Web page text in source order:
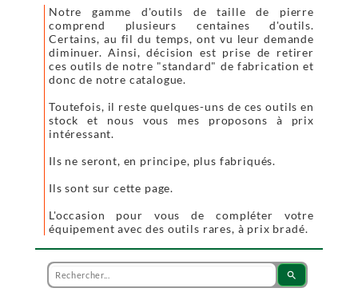
Notre gamme d'outils de taille de pierre
comprend plusieurs centaines d'outils.
Certains, au fil du temps, ont vu leur demande
diminuer. Ainsi, décision est prise de retirer
ces outils de notre "standard" de fabrication et
donc de notre catalogue.
Toutefois, il reste quelques-uns de ces outils en
stock et nous vous mes proposons à prix
intéressant.
Ils ne seront, en principe, plus fabriqués.
Ils sont sur cette page.
L'occasion pour vous de compléter votre
équipement avec des outils rares, à prix bradé.
search